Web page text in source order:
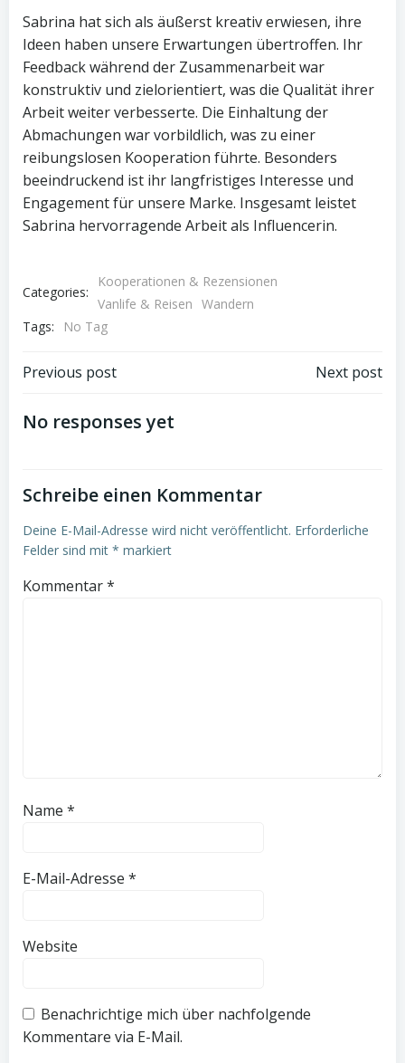
Sabrina hat sich als äußerst kreativ erwiesen, ihre
Ideen haben unsere Erwartungen übertroffen. Ihr
Feedback während der Zusammenarbeit war
konstruktiv und zielorientiert, was die Qualität ihrer
Arbeit weiter verbesserte. Die Einhaltung der
Abmachungen war vorbildlich, was zu einer
reibungslosen Kooperation führte. Besonders
beeindruckend ist ihr langfristiges Interesse und
Engagement für unsere Marke. Insgesamt leistet
Sabrina hervorragende Arbeit als Influencerin.
Categories:
Kooperationen & Rezensionen
Vanlife & Reisen Wandern
Tags:
No Tag
Post
navigation
Previous post Next post
No responses yet
Schreibe einen Kommentar
Deine E-Mail-Adresse wird nicht veröffentlicht. Erforderliche
Felder sind mit * markiert
Kommentar*
Name *
E-Mail-Adresse *
Website
Benachrichtige mich über nachfolgende
Kommentare via E-Mail.